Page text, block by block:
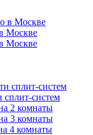
в Москве
Москве
Москве
сплит-систем
систем
2 комнаты
3 комнаты
4 комнаты